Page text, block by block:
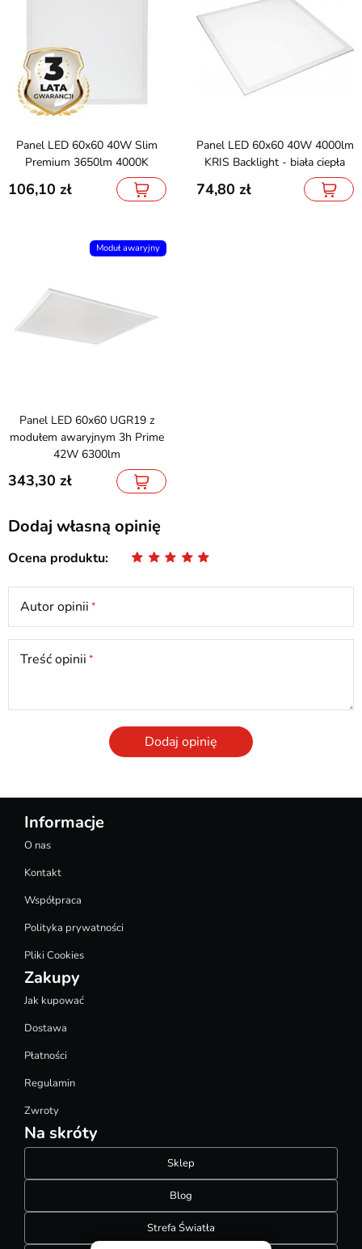
Panel LED 60x60 40W Slim
Premium 3650lm 4000K
106,10
Panel LED 60x60 40W 4000lm
KRIS Backlight - biała ciepła
74,80
Moduł awaryjny
Panel LED 60x60 UGR19 z
modułem awaryjnym 3h Prime
42W 6300lm
343,30
Dodaj własną opinię
Ocena produktu
Autor opinii
Treść opinii
Dodaj opinię
Informacje
O nas
Kontakt
Współpraca
Polityka prywatności
Pliki Cookies
Zakupy
Jak kupować
Dostawa
Płatności
Regulamin
Zwroty
Na skróty
Sklep
Blog
Strefa Światła